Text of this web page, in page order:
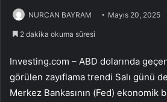
NURCAN BAYRAM Mayıs 20, 2025
2 dakika okuma süresi
Investing.com – ABD dolarında
görülen zayıflama trendi Salı günü
Merkez Bankasının (Fed) ekonomik